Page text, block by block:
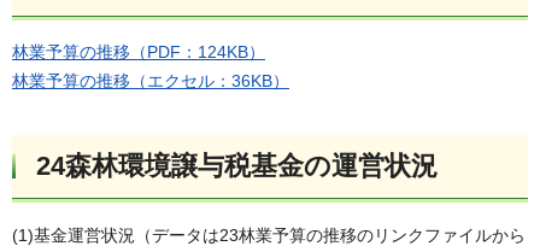
林業予算の推移（PDF：124KB）
林業予算の推移（エクセル：36KB）
24森林環境譲与税基金の運営状況
(1)基金運営状況（データは23林業予算の推移のリンクファイルから